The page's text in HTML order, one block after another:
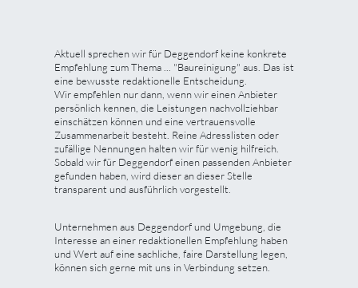
Aktuell sprechen wir für Deggendorf keine konkrete
Empfehlung zum Thema ... "Baureinigung" aus. Das ist
eine bewusste redaktionelle Entscheidung.
Wir empfehlen nur dann, wenn wir einen Anbieter
persönlich kennen, die Leistungen nachvollziehbar
einschätzen können und eine vertrauensvolle
Zusammenarbeit besteht. Reine Adresslisten oder
zufällige Nennungen halten wir für wenig hilfreich.
Sobald wir für Deggendorf einen passenden Anbieter
gefunden haben, wird dieser an dieser Stelle
transparent und ausführlich vorgestellt.
Unternehmen aus Deggendorf und Umgebung, die
Interesse an einer redaktionellen Empfehlung haben
und Wert auf eine sachliche, faire Darstellung legen,
können sich gerne mit uns in Verbindung setzen.